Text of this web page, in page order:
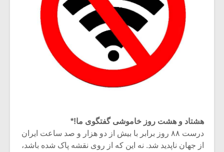
هشتاد و هشت روز خاموشی گفتگوی ما!*
درست ۸۸ روز برابر با بیش از دو هزار و صد ساعت ایران
از جهان ناپدید شد. نه این که از روی نقشه پاک شده باشد،